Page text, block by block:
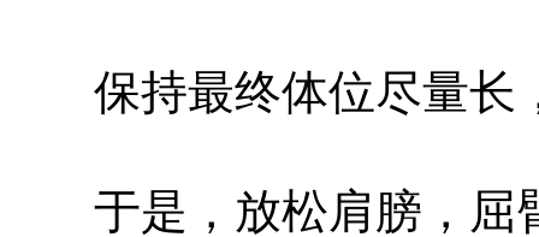
保持最终体位尽量长
于是，放松肩膀，屈